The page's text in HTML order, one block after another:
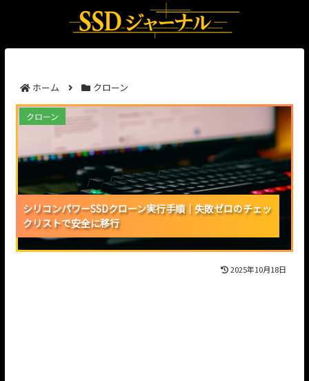
ホーム クローン
シリコンパワーSSDクローン実行手順｜失敗ゼロのチ
ェックリストで安全に移行
シリコンパワーSSDクローン実行手順｜失敗ゼロのチェッ
クリストで安全に移行
シリコンパワーSSDクローン実行手順｜失敗ゼロのチェッ
クリストで安全に移行
シリコンパワーSSDクローン実行手順｜失敗ゼロのチェッ
クリストで安全に移行
クローン
2025年10月18日